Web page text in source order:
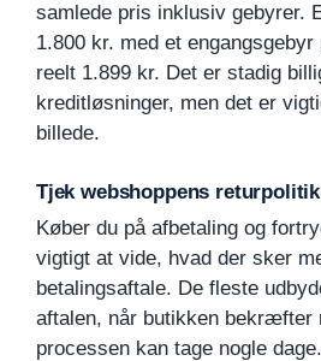
samlede pris inklusiv gebyrer.
1.800 kr. med et
reelt 1.899 kr. Det er stadig
kreditløsninger, men det er
billede.
Tjek webshoppens returpolitik
Køber du på afbetaling og
vigtigt at vide, hvad der sker
betalingsaftale. De fleste
aftalen, når butikken bekræfter
processen kan tage nogle